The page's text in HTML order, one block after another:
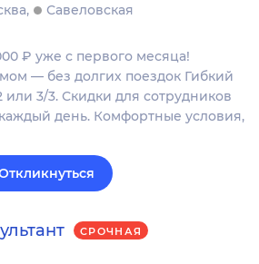
Савеловская
₽ уже с первого месяца!
— без долгих поездок Гибкий
или 3/3. Скидки для сотрудников
день. Комфортные условия,
СРОЧНАЯ